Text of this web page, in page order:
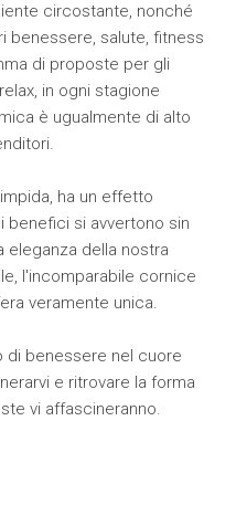
circostante, nonché
benessere, salute, fitness
di proposte per gli
in ogni stagione
è ugualmente di alto
ha un effetto
benefici si avvertono sin
eleganza della nostra
l'incomparabile cornice
veramente unica.
di benessere nel cuore
e ritrovare la forma
vi affascineranno.